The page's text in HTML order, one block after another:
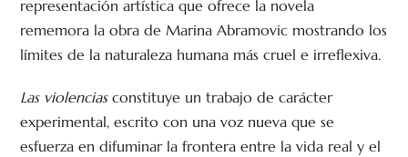
representación artística que ofrece la novela
rememora la obra de Marina Abramovic mostrando los
límites de la naturaleza humana más cruel e irreflexiva.
Las violenciasconstituye un trabajo de carácter
experimental, escrito con una voz nueva que se
esfuerza en difuminar la frontera entre la vida real y el